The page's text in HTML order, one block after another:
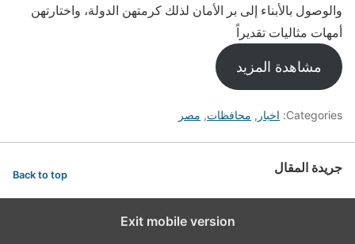
والوصول بالأبناء إلى بر الأمان لذلك كرمتهن الدولة، واختارتهن
أمهات مثاليات تقديراً
مشاهدة المزيد
Categories: اخبار , محافظات, مصر
جريدة المقال Back to top
Exit mobile version